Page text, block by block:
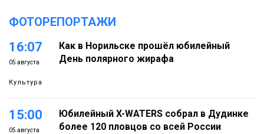
ФОТОРЕПОРТАЖИ
16:07
05 августа
Культура
Как в Норильске прошёл юбилейный
День полярного жирафа
15:00
05 августа
Юбилейный X-WATERS собрал в Дудинке
более 120 пловцов со всей России